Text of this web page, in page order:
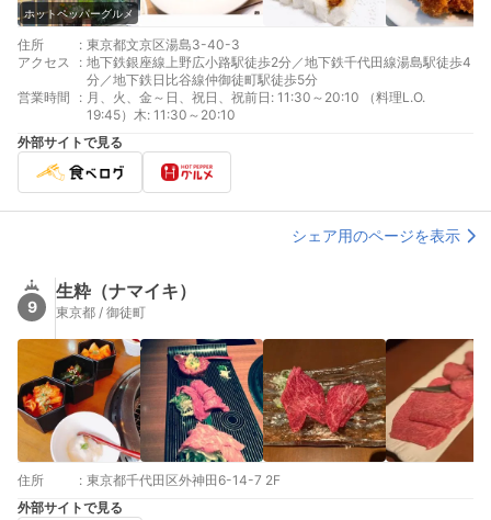
ホットペッパーグルメ
住所 : 東京都文京区湯島3-40-3
アクセス
: 地下鉄銀座線上野広小路駅徒歩2分／地下鉄千代田線湯島駅徒歩4
分／地下鉄日比谷線仲御徒町駅徒歩5分
営業時間
: 月、火、金～日、祝日、祝前日: 11:30～20:10 （料理L.O.
19:45）木: 11:30～20:10
外部サイトで見る
シェア用のページを表示
9
生粋（ナマイキ）
東京都 / 御徒町
住所 : 東京都千代田区外神田6-14-7 2F
外部サイトで見る